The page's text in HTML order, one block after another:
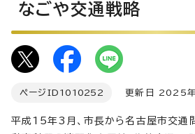
なごや交通戦略
ページID 1010252 更新日 2025年
平成15年3月、市長から名古屋市交通問